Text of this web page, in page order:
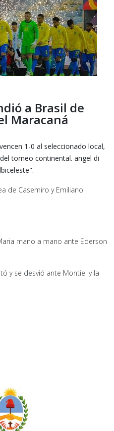
a Brasil de
Maracaná
1-0 al seleccionado local,
torneo continental. angel di
de Casemiro y Emiliano
mano a mano ante Ederson
y se desvió ante Montiel y la